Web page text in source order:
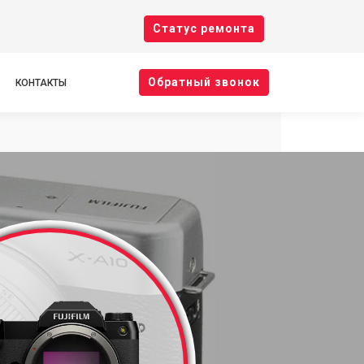
Cтатус ремонта
КОНТАКТЫ Oбратный звонок